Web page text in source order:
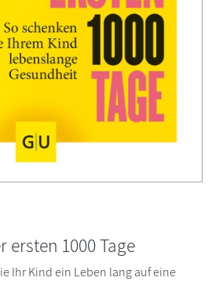
ersten 1000 Tage
Ihr Kind ein Leben lang auf eine